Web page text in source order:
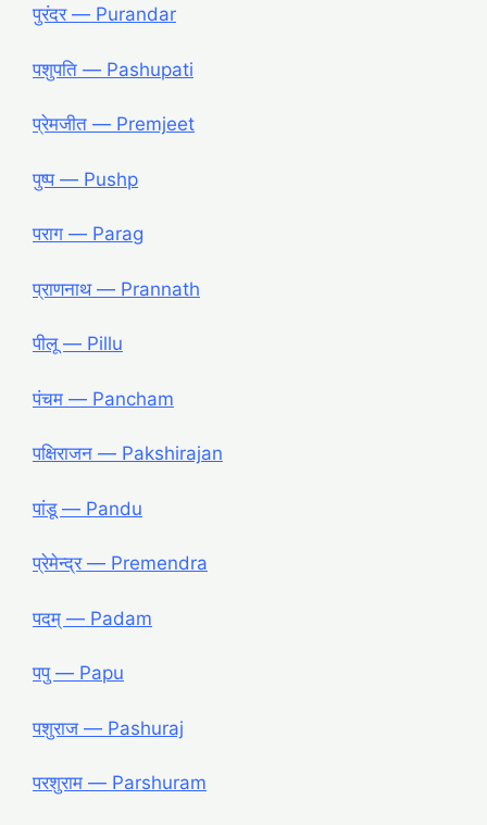
पुरंदर — Purandar
पशुपति — Pashupati
प्रेमजीत — Premjeet
पुष्प — Pushp
पराग — Parag
प्राणनाथ — Prannath
पीलू — Pillu
पंचम — Pancham
पक्षिराजन — Pakshirajan
पांडू — Pandu
प्रेमेन्द्र — Premendra
पदम् — Padam
पपु — Papu
पशुराज — Pashuraj
परशुराम — Parshuram